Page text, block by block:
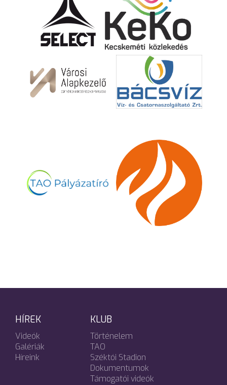
HÍREK
Videók
Galériák
Híreink
KLUB
Történelem
TAO
Széktói Stadion
Dokumentumok
Támogatói videók